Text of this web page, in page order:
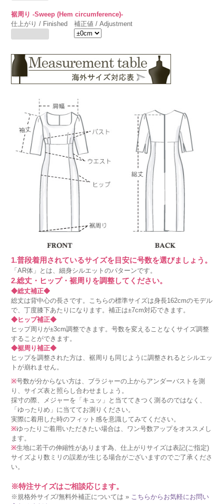
裾周り -Sweep (Hem circumference)-
仕上がり / Finished
補正値 / Adjustment
1.普段着用されているサイズを目安に号数を選びましょう。
「AR体」とは、細身シルエットのパターンです。
2.総丈・ヒップ・裾周りを調整してください。
◆総丈補正◆
総丈は背中心の長さです。こちらの標準サイズは身長162cmのモデル
で、丁度膝下あたりになります。補正は±7cm対応できます。
◆ヒップ補正◆
ヒップ周りが±3cm調整できます。号数を変えることなくサイズ調整
することができます。
◆裾周り補正◆
ヒップを調整された方は、裾周りも同じように調整されるとシルエッ
トが崩れません。
※号数が分からない方は、ブラジャーの上からアンダーバストを測
り、サイズ表と照らし合わせましょう。
採寸の際、メジャーを「キュッ」と当ててきつく測るのではなく、
「ゆったりめ」に当ててお測りください。
実際に着用した時のフィット感を意識してみてください。
※ゆったりご着用いただきたい場合は、ワン号数アップをオススメし
ます。
※生地に若干の伸縮性があります為、仕上がりサイズは表記(ご指定)
サイズより数ミリの誤差が生じる場合がございますのでご了承くださ
い。
※特注サイズはご相談応じます。
※規格外サイズ/無料外補正については » こちらからお気軽にお問い